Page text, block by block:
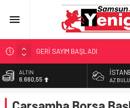
GERİ SAYIM BAŞLADI
SAMSUNSPOR’DA HEDEF
‘BAFRA’YA YATIRIM YAPIN!’
BİST
13.779,39
47,7111
AZ